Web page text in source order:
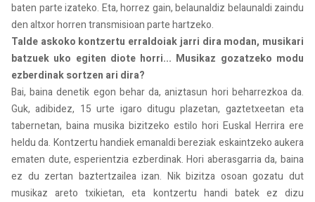
baten parte izateko. Eta, horrez gain, belaunaldiz belaunaldi zaindu
den altxor horren transmisioan parte hartzeko.
Talde askoko kontzertu erraldoiak jarri dira modan, musikari
batzuek uko egiten diote horri... Musikaz gozatzeko modu
ezberdinak sortzen ari dira?
Bai, baina denetik egon behar da, aniztasun hori beharrezkoa da.
Guk, adibidez, 15 urte igaro ditugu plazetan, gaztetxeetan eta
tabernetan, baina musika bizitzeko estilo hori Euskal Herrira ere
heldu da. Kontzertu handiek emanaldi bereziak eskaintzeko aukera
ematen dute, esperientzia ezberdinak. Hori aberasgarria da, baina
ez du zertan baztertzailea izan. Nik bizitza osoan gozatu dut
musikaz areto txikietan, eta kontzertu handi batek ez dizu